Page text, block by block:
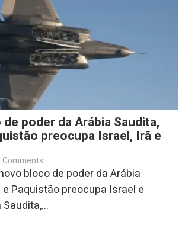
poder da Arábia Saudita,
preocupa Israel, Irã e
Comments
bloco de poder da Arábia
e Paquistão preocupa Israel e